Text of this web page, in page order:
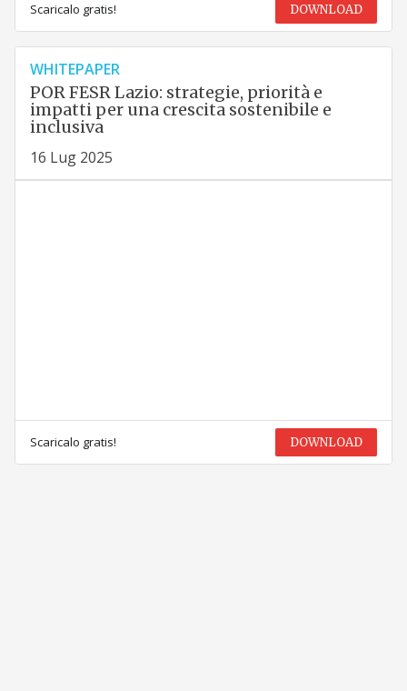
Scaricalo gratis! DOWNLOAD
WHITEPAPER
POR FESR Lazio: strategie, priorità e
impatti per una crescita sostenibile e
inclusiva
16 Lug 2025
Scaricalo gratis! DOWNLOAD